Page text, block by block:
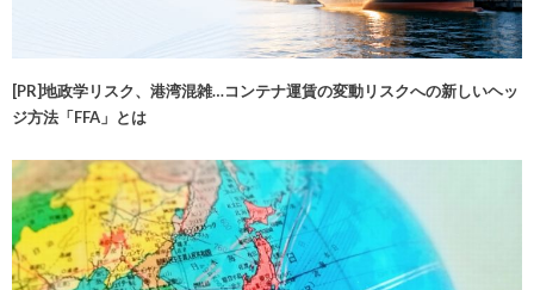
[PR]地政学リスク、港湾混雑…コンテナ運賃の変動リスクへの新しいヘッ
ジ方法「FFA」とは